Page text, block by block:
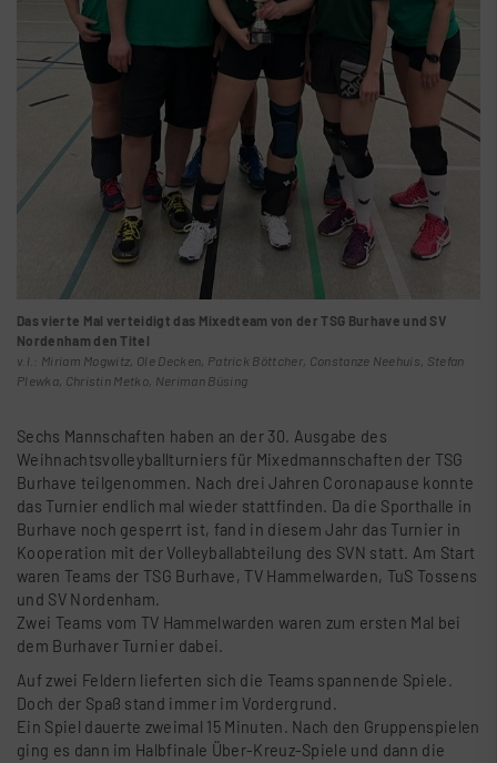
Das vierte Mal verteidigt das Mixedteam von der TSG Burhave und SV
Nordenham den Titel
v.l.: Miriam Mogwitz, Ole Decken, Patrick Böttcher, Constanze Neehuis, Stefan
Plewka, Christin Metko, Neriman Büsing
Sechs Mannschaften haben an der 30. Ausgabe des
Weihnachtsvolleyballturniers für Mixedmannschaften der TSG
Burhave teilgenommen. Nach drei Jahren Coronapause konnte
das Turnier endlich mal wieder stattfinden. Da die Sporthalle in
Burhave noch gesperrt ist, fand in diesem Jahr das Turnier in
Kooperation mit der Volleyballabteilung des SVN statt. Am Start
waren Teams der TSG Burhave, TV Hammelwarden, TuS Tossens
und SV Nordenham.
Zwei Teams vom TV Hammelwarden waren zum ersten Mal bei
dem Burhaver Turnier dabei.
Auf zwei Feldern lieferten sich die Teams spannende Spiele.
Doch der Spaß stand immer im Vordergrund.
Ein Spiel dauerte zweimal 15 Minuten. Nach den Gruppenspielen
ging es dann im Halbfinale Über-Kreuz-Spiele und dann die